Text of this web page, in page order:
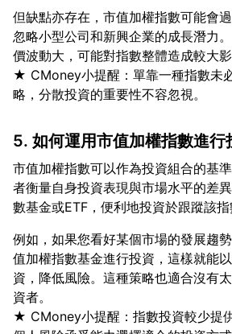
但缺點亦存在，市值加權指數可能會
忽略小型公司和新興企業的成長潛力
價波動大，可能對指數整體造成較大影
★ CMoney小提醒：單靠一種指數未
5. 如何運用市值加權指數進行
市值加權指數可以作為投資組合的基
者衡量自身投資表現與市場水平的差
例如，如果您看好某個市場的發展趨
值加權指數基金進行投資，這樣就能
資，降低風險。這種策略也適合沒有
資者。
★ CMoney小提醒：指數投資較少提